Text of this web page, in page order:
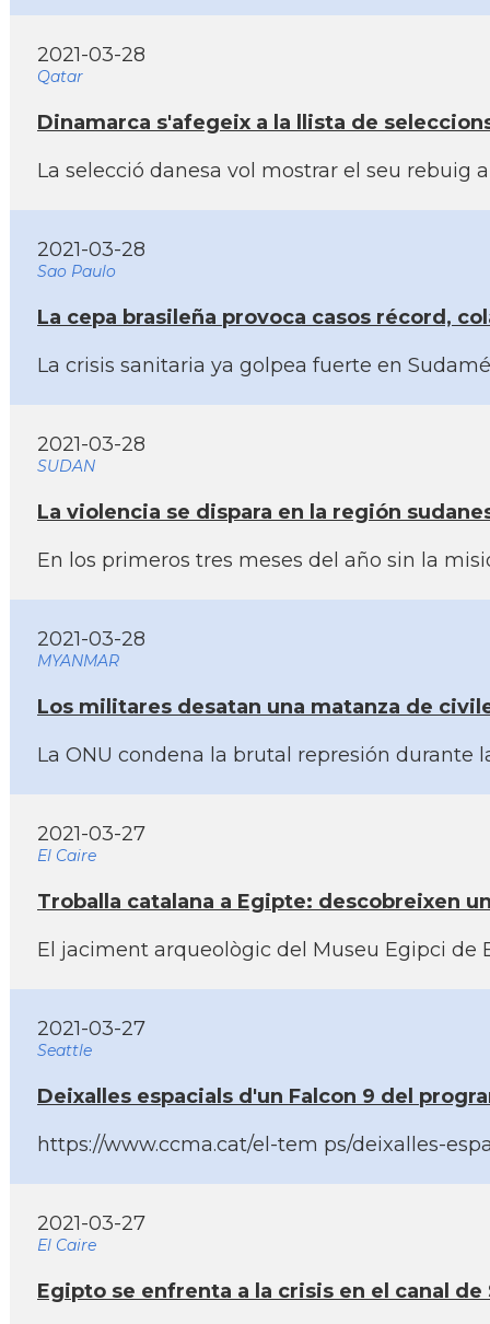
2021-03-28
Qatar
Dinamarca s'afegeix a la llista de
La selecció danesa vol mostrar el seu
2021-03-28
Sao Paulo
La cepa brasileña provoca casos récord,
La crisis sanitaria ya golpea fuerte en
2021-03-28
SUDAN
La violencia se dispara en la región
En los primeros tres meses del año sin la
2021-03-28
MYANMAR
Los militares desatan una matanza de
La ONU condena la brutal represión
2021-03-27
El Caire
Troballa catalana a Egipte: descobreixen
El jaciment arqueològic del Museu Egipci
2021-03-27
Seattle
Deixalles espacials d'un Falcon 9 del
https://www.ccma.cat/el-tem ps/deixalles-
2021-03-27
El Caire
Egipto se enfrenta a la crisis en el canal